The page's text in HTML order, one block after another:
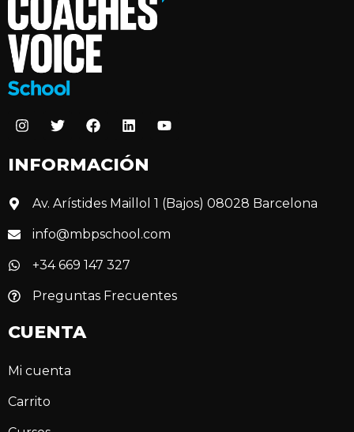
INFORMACIÓN
Av. Arístides Maillol 1 (Bajos) 08028 Barcelona
info@mbpschool.com
+34 669 147 327
Preguntas Frecuentes
CUENTA
Mi cuenta
Carrito